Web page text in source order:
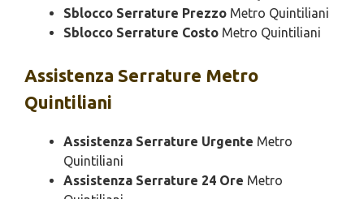
Sblocco Serrature Prezzo Metro Quintiliani
Sblocco Serrature Costo Metro Quintiliani
Assistenza Serrature Metro
Quintiliani
Assistenza Serrature Urgente Metro
Quintiliani
Assistenza Serrature 24 Ore Metro